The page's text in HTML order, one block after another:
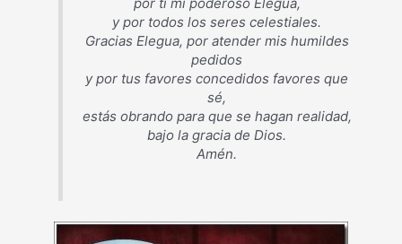
y por todos los seres celestiales.
Gracias Elegua, por atender mis humildes
pedidos
y por tus favores concedidos favores que
sé,
estás obrando para que se hagan realidad,
bajo la gracia de Dios.
Amén.